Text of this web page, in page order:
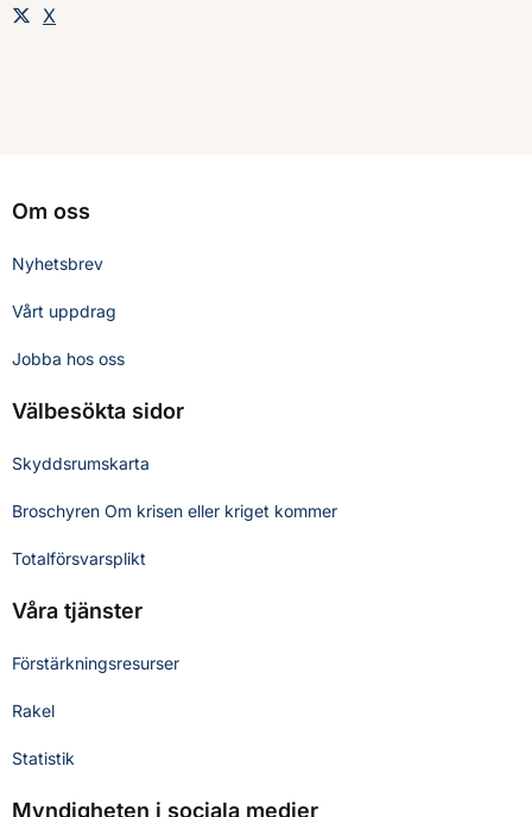
Dela sidan på
X
Om oss
Nyhetsbrev
Vårt uppdrag
Jobba hos oss
Välbesökta sidor
Skyddsrumskarta
Broschyren Om krisen eller kriget kommer
Totalförsvarsplikt
Våra tjänster
Förstärkningsresurser
Rakel
Statistik
Myndigheten i sociala medier